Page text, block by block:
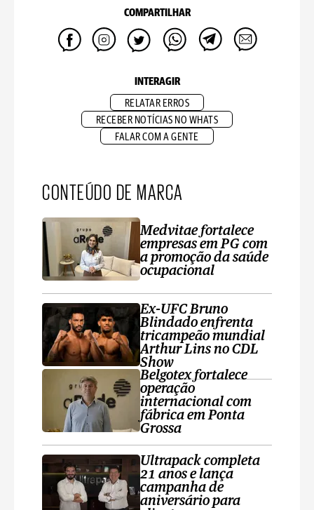
COMPARTILHAR
INTERAGIR
RELATAR ERROS
RECEBER NOTÍCIAS NO WHATS
FALAR COM A GENTE
CONTEÚDO DE MARCA
Medvitae fortalece
empresas em PG com
a promoção da saúde
ocupacional
Ex-UFC Bruno
Blindado enfrenta
tricampeão mundial
Arthur Lins no CDL
Show
Belgotex fortalece
operação
internacional com
fábrica em Ponta
Grossa
Ultrapack completa
21 anos e lança
campanha de
aniversário para